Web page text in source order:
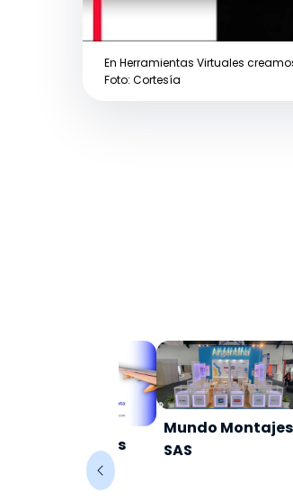
En Herramientas Virtuales
Foto: Cortesía
Ascenso Viajes
Turismo SAS.
Mundo Montajes
SAS